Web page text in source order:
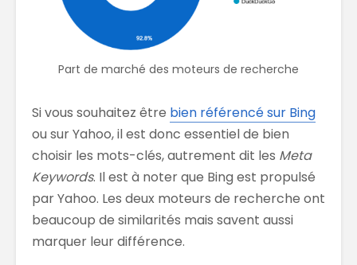
Part de marché des moteurs de recherche
Si vous souhaitez être bien référencé sur Bing
ou sur Yahoo, il est donc essentiel de bien
choisir les mots-clés, autrement dit les Meta
Keywords. Il est à noter que Bing est propulsé
par Yahoo. Les deux moteurs de recherche ont
beaucoup de similarités mais savent aussi
marquer leur différence.